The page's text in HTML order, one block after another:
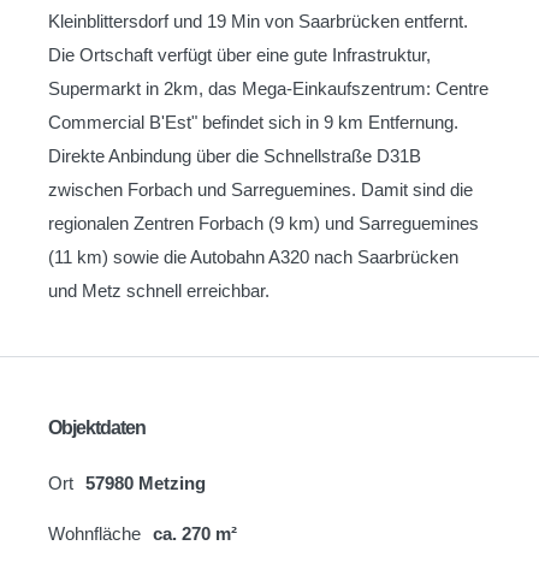
Kleinblittersdorf und 19 Min von Saarbrücken entfernt.
Die Ortschaft verfügt über eine gute Infrastruktur,
Supermarkt in 2km, das Mega-Einkaufszentrum: Centre
Commercial B'Est" befindet sich in 9 km Entfernung.
Direkte Anbindung über die Schnellstraße D31B
zwischen Forbach und Sarreguemines. Damit sind die
regionalen Zentren Forbach (9 km) und Sarreguemines
(11 km) sowie die Autobahn A320 nach Saarbrücken
und Metz schnell erreichbar.
Objektdaten
Ort 57980 Metzing
Wohnfläche ca. 270 m²